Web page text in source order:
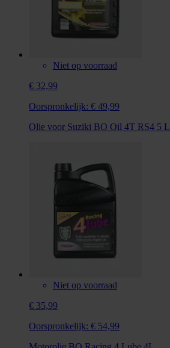
Niet op voorraad
€ 32,99
Oorspronkelijk: € 49,99
Olie voor Suziki BO Oil 4T RS4 5 L
Niet op voorraad
€ 35,99
Oorspronkelijk: € 54,99